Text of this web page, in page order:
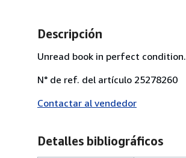
Descripción
Unread book in perfect condition.
N° de ref. del artículo 25278260
Contactar al vendedor
Detalles bibliográficos